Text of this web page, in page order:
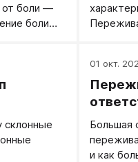
от боли —
боли
другого
более
склонные
01 окт.
Большая
и как